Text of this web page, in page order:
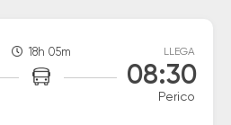
18h 05m LLEGA
08:30
Perico